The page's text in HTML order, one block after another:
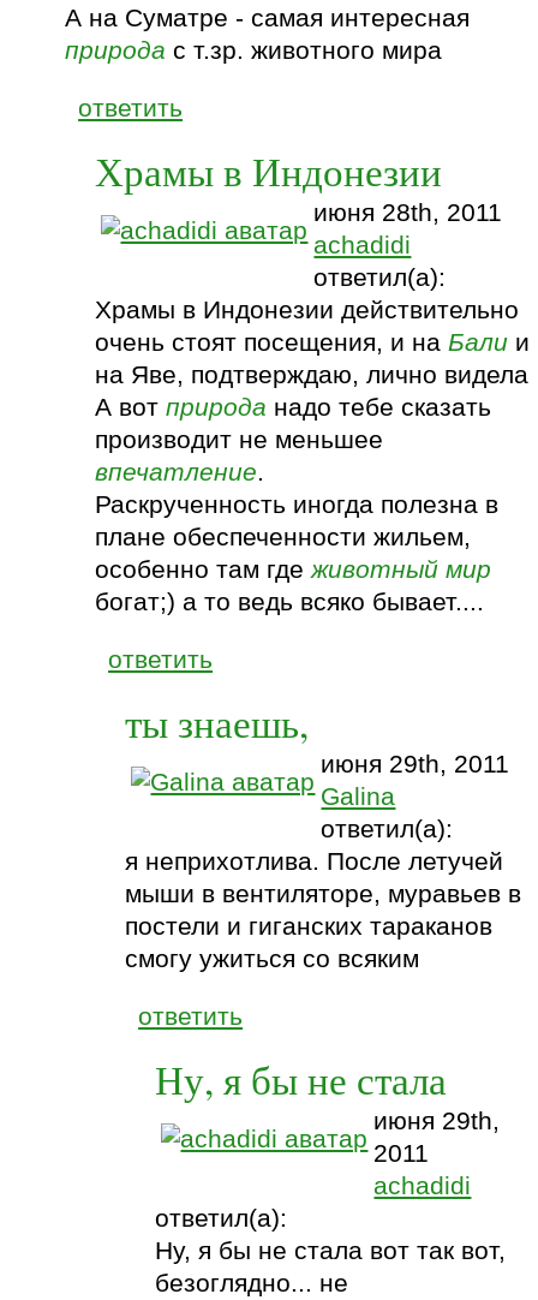
А на Суматре - самая интересная
природа с т.зр. животного мира
ответить
Храмы в Индонезии
июня 28th, 2011
achadidi
ответил(а):
Храмы в Индонезии действительно
очень стоят посещения, и наБали и
на Яве, подтверждаю, лично видела
А вотприрода надо тебе сказать
производит не меньшее
впечатление.
Раскрученность иногда полезна в
плане обеспеченности жильем,
особенно там гдеживотный мир
богат;) а то ведь всяко бывает....
ответить
ты знаешь,
июня 29th, 2011
Galina
ответил(а):
я неприхотлива. После летучей
мыши в вентиляторе, муравьев в
постели и гиганских тараканов
смогу ужиться со всяким
ответить
Ну, я бы не стала
июня 29th,
2011
achadidi
ответил(а):
Ну, я бы не стала вот так вот,
безоглядно... не